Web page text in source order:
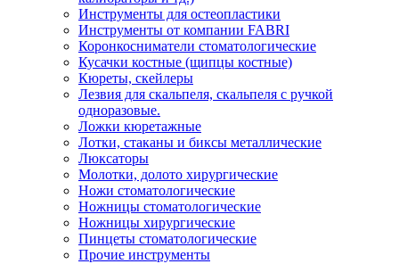
Инструменты для остеопластики
Инструменты от компании FABRI
Коронкосниматели стоматологические
Кусачки костные (щипцы костные)
Кюреты, скейлеры
Лезвия для скальпеля, скальпеля с ручкой
одноразовые.
Ложки кюретажные
Лотки, стаканы и биксы металлические
Люксаторы
Молотки, долото хирургические
Ножи стоматологические
Ножницы стоматологические
Ножницы хирургические
Пинцеты стоматологические
Прочие инструменты